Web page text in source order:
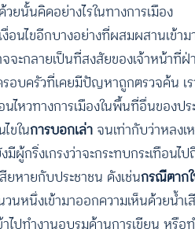
ยนั้นคิดอย่างไรในทางการเมือง
นไขอีกบางอย่างที่ผสมผสานเข้า
ะกลายเป็นที่สงสัยของเจ้าหน้าที่
บครัวที่เคยมีปัญหาถูกตรวจค้น เ
หวทางการเมืองในพื้นที่อื่นของปร
ขในการบอกเล่า จนเท่ากับว่าหลงเ
มีผู้กริ่งเกรงว่าจะกระทบกระเทื
ยหายกับประชาชน ดังเช่นกรณีตาก
หนึ่งเข้ามาออกความเห็นด้วยน้ำเ
ไปทำงานอบรมด้านการเขียน ห